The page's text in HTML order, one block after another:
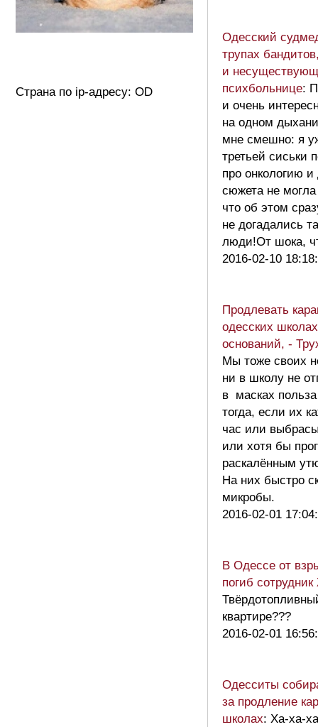
Страна по ip-адресу: OD
Одесский
трупах
и
психбольнице:
и очень
на одном
мне смешно: я
третьей сиськи
про онкологию и
сюжета не
что об этом
не догадались
люди!От шока,
2016-02-10
Продлевать
одесских
оснований, -
Мы тоже своих
ни в школу не
в масках польза
тогда, если их
час или
или хотя бы
раскалённым
На них быстро
микробы.
2016-02-01
В Одессе от
погиб
квартире???
2016-02-01
Одесситы
за продление
школах: Ха-ха-